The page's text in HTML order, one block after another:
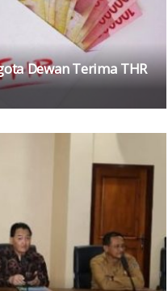
Dewan Terima THR